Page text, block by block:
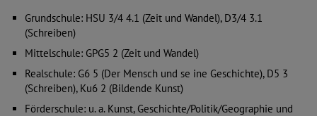
Grundschule: HSU 3/4 4.1 (Zeit und Wandel), D3/4 3.1
(Schreiben)
Mittelschule: GPG5 2 (Zeit und Wandel)
Realschule: G6 5 (Der Mensch und se ine Geschichte), D5 3
(Schreiben), Ku6 2 (Bildende Kunst)
Förderschule: u. a. Kunst, Geschichte/Politik/Geographie und